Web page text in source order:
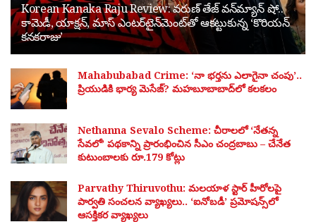
Korean Kanaka Raju Review: వరుణ్ తేజ్ వన్‌మ్యాన్ షో..
కామెడీ, యాక్షన్, మాస్ ఎంటర్‌టైన్‌మెంట్‌తో ఆకట్టుకున్న ‘కొరియన్
కనకరాజు’
Mahabubabad Crime: ‘నా భర్తను ఎలాగైనా చంపు’..
ప్రియుడికి భార్య మెసేజ్? మహబూబాబాద్‌లో కలకలం
Nethanna Sevalo Scheme: చీరాలలో ‘నేతన్న
సేవలో’ పథకాన్ని ప్రారంభించిన సీఎం చంద్రబాబు – చేనేత
కుటుంబాలకు రూ.179 కోట్లు
Parvathy Thiruvothu: మలయాళ స్టార్ హీరోలపై
పార్వతి సంచలన వ్యాఖ్యలు.. ‘ఐనోబడీ’ ప్రమోషన్స్‌లో
ఆసక్తికర వ్యాఖ్యలు